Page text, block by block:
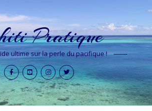
Pratique
ultime sur la perle du pacifique !